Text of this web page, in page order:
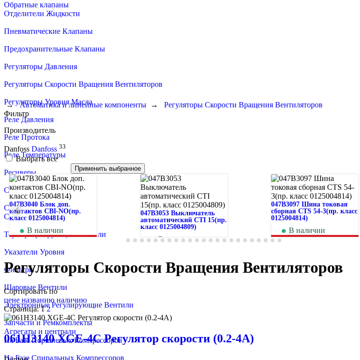
Обратные клапаны
Отделители Жидкости
Пневматические Клапаны
Предохранительные Клапаны
Регуляторы Давления
Регуляторы Скорости Вращения Вентиляторов
Регуляторы Уровня Масла
Реле Давления
Реле Протока
Реле Температуры
Ресиверы
Смесители Жидкости
Смотровые Стекла
Соленоидные Вентили
Терморегулирующие Вентили
Указатели Уровня
Фильтры
Шаровые Вентили
Электронные Регулирующие Вентили
Запчасти и Ремкомплекты
Агрегаты и централи
На Базе Поршневых Компрессоров
На Базе Спиральных Компрессоров
→ Автоматика и линейные компоненты →
Регуляторы Скорости Вращения Вентиляторов
Фильтр
Производитель
Danfoss Danfoss 33
Выбрать все
Применить выбранное
047B3040 Блок доп.
контактов CBI-NO(пр.
класс 0125004814)
В наличии
273руб.
047B3053 Выключатель
автоматический CTI 15(пр.
класс 0125004809)
В наличии
047B3097 Шина токовая
сборная CTS 54-3(пр. класс
0125004814)
В наличии
261руб.
Регуляторы Скорости Вращения Вентиляторов
Сортировать по
цене названию наличию
Страница:1 2
061H3140 XGE-4C Регулятор скорости (0.2-4A)